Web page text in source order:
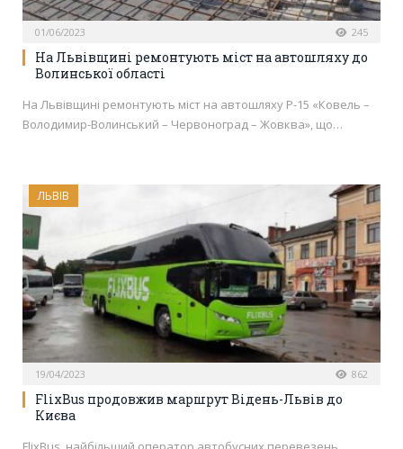
01/06/2023 245
На Львівщині ремонтують міст на автошляху до
Волинської області
На Львівщині ремонтують міст на автошляху Р-15 «Ковель –
Володимир-Волинський – Червоноград – Жовква», що…
ЛЬВІВ
19/04/2023 862
FlixBus продовжив маршрут Відень-Львів до
Києва